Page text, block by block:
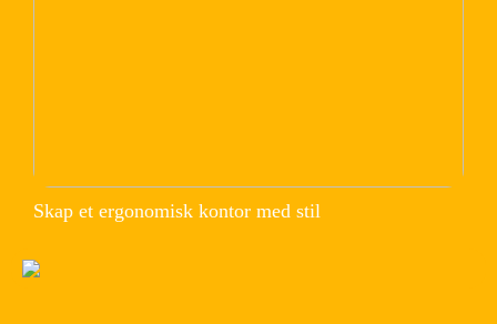
Skap et ergonomisk kontor med stil